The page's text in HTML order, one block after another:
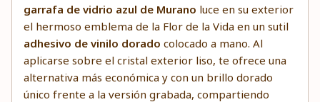
garrafa de vidrio azul de Murano luce en su exterior
el hermoso emblema de la Flor de la Vida en un sutil
adhesivo de vinilo dorado colocado a mano. Al
aplicarse sobre el cristal exterior liso, te ofrece una
alternativa más económica y con un brillo dorado
único frente a la versión grabada, compartiendo